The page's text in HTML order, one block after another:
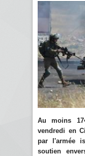
Au moins
vendredi en
par l'armée
soutien